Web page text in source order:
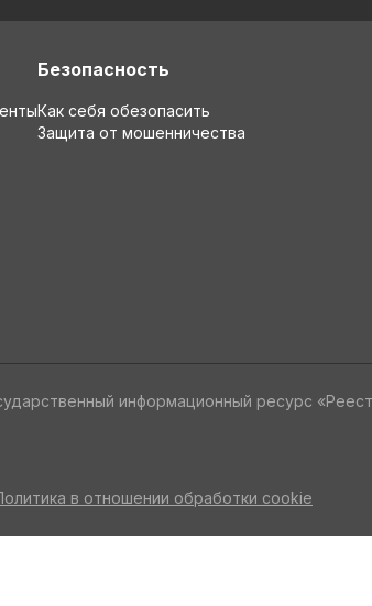
Безопасность
Как себя обезопасить
Защита от мошенничества
информационный ресурс
в отношении обработки cookie